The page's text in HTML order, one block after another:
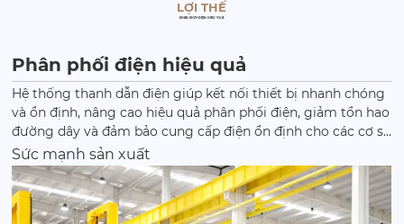
LỢI THẾ
PHÂN PHỐI ĐIỆN HIỆU QUẢ
Phân phối điện hiệu quả
Hệ thống thanh dẫn điện giúp kết nối thiết bị nhanh chóng
và ổn định, nâng cao hiệu quả phân phối điện, giảm tổn hao
đường dây và đảm bảo cung cấp điện ổn định cho các cơ sở
công nghiệp và thương mại.
Sức mạnh sản xuất